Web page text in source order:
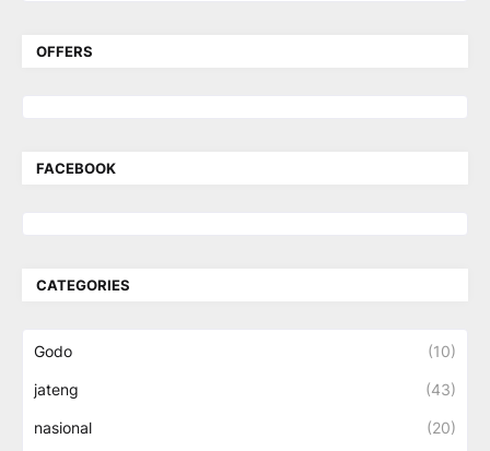
OFFERS
FACEBOOK
CATEGORIES
Godo (10)
jateng (43)
nasional (20)